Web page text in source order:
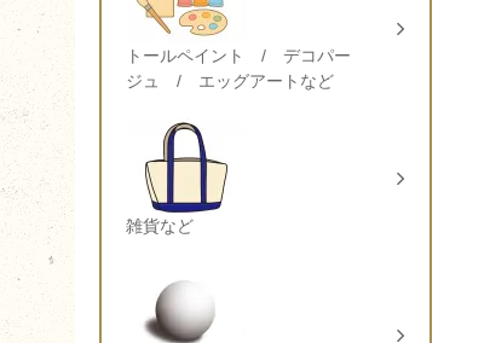
トールペイント / デコパー
ジュ / エッグアートなど
雑貨など